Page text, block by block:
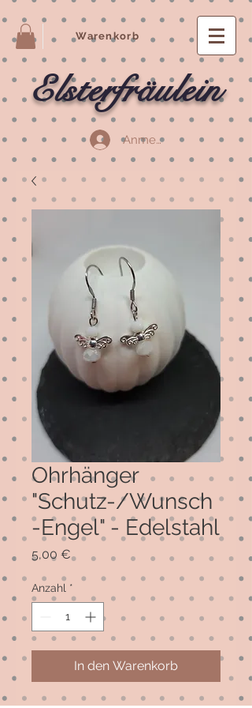
Warenkorb
Elsterfräulein
Anmelden
Ohrhänger
"Schutz-/Wunsch
-Engel" - Edelstahl
5,00 €Preis
Anzahl *
In den Warenkorb